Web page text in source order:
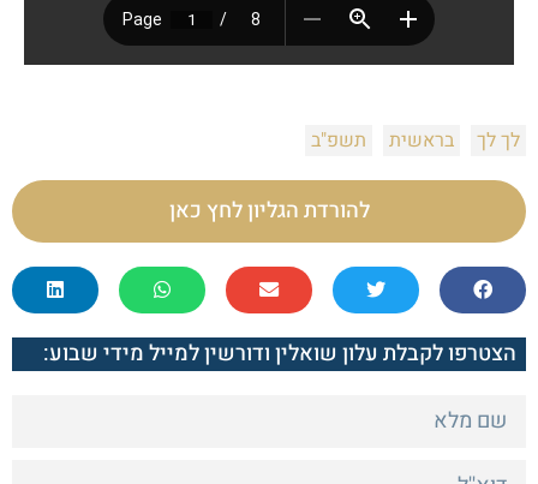
לך לך בראשית תשפ"ב
להורדת הגליון לחץ כאן
הצטרפו לקבלת עלון שואלין ודורשין למייל מידי שבוע: